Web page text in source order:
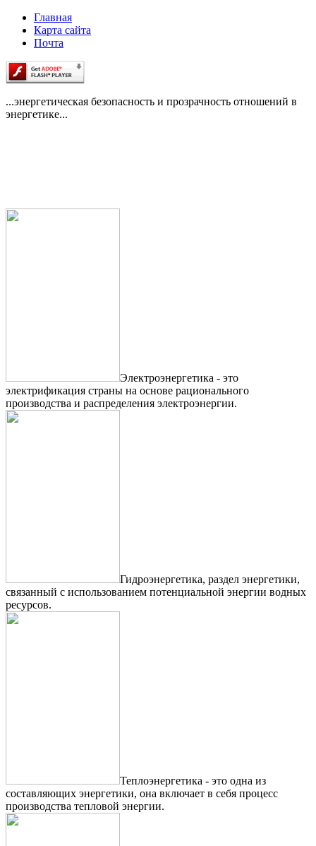
Главная
Карта сайта
Почта
...энергетическая безопасность и прозрачность отношений в
энергетике...
Электроэнергетика - это
электрификация страны на основе рационального
производства и распределения электроэнергии.
Гидроэнергетика, раздел энергетики,
связанный с использованием потенциальной энергии водных
ресурсов.
Теплоэнергетика - это одна из
составляющих энергетики, она включает в себя процесс
производства тепловой энергии.